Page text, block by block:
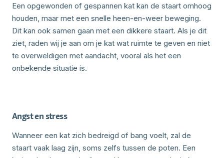
Een opgewonden of gespannen kat kan de staart omhoog
houden, maar met een snelle heen-en-weer beweging.
Dit kan ook samen gaan met een dikkere staart. Als je dit
ziet, raden wij je aan om je kat wat ruimte te geven en niet
te overweldigen met aandacht, vooral als het een
onbekende situatie is.
Angst en stress
Wanneer een kat zich bedreigd of bang voelt, zal de
staart vaak laag zijn, soms zelfs tussen de poten. Een